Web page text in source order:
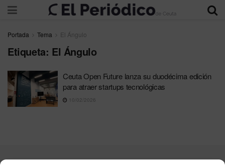
Portada Tema El Ángulo
Etiqueta: El Ángulo
Ceuta Open Future lanza su duodécima edición
para atraer startups tecnológicas
10/02/2026